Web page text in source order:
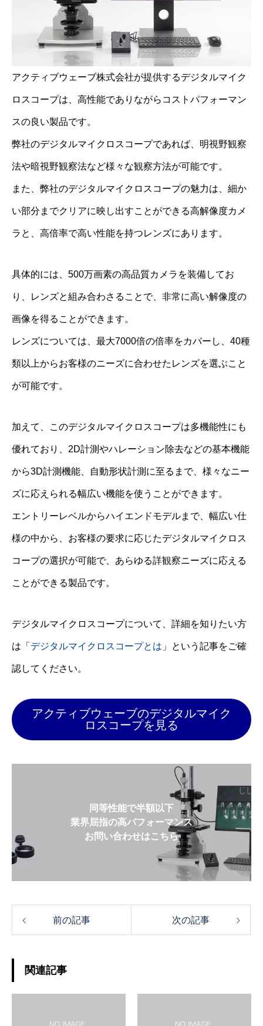
アクティブウェーブ株式会社が提供するデジタルマイク
ロスコープは、高性能でありながらコストパフォーマン
スの良い製品です。
弊社のデジタルマイクロスコープであれば、明視野観察
法や暗視野観察法など様々な観察方法が可能です。
また、弊社のデジタルマイクロスコープの魅力は、細か
い部分までクリアに映し出すことができる高解像度カメ
ラと、高倍率で高い性能を持つレンズにあります。
具体的には、500万画素の高品質カメラを装備してお
り、レンズと組み合わさることで、非常に高い解像度の
画像を得ることができます。
レンズについては、最大7000倍の倍率をカバーし、40種
類以上からお客様のニーズに合わせたレンズを選ぶこと
が可能です。
加えて、このデジタルマイクロスコープは多機能性にも
優れており、2D計測やハレーション除去などの基本機能
から3D計測機能、自動形状計測に至るまで、様々なニー
ズに応えられる幅広い機能を使うことができます。
エントリーレベルからハイエンドモデルまで、幅広い仕
様の中から、お客様の要求に応じたデジタルマイクロス
コープの選択が可能で、あらゆる詳観察ニーズに応える
ことができる製品です。
デジタルマイクロスコープについて、詳細を知りたい方
は「 デジタルマイクロスコープとは 」という記事をご確
認してください。
アクティブウェーブのデジタルマイク
ロスコープを見る
同等性能で半額以下
業界屈指の高パフォーマンス
お問い合わせはこちら
前の記事 次の記事
関連記事